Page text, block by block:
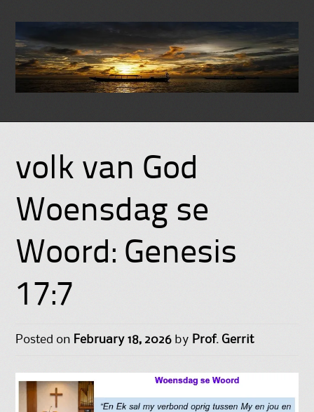
content
volk van God
Woensdag se
Woord: Genesis
17:7
Posted on February 18, 2026 by Prof. Gerrit